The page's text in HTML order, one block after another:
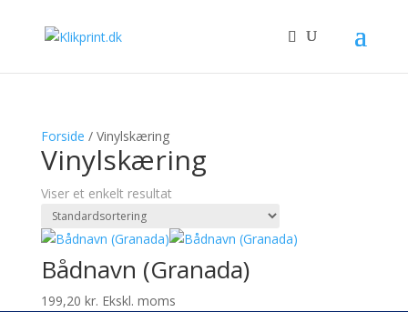
Forside / Vinylskæring
Vinylskæring
Viser et enkelt resultat
Bådnavn (Granada)
199,20 kr. Ekskl. moms